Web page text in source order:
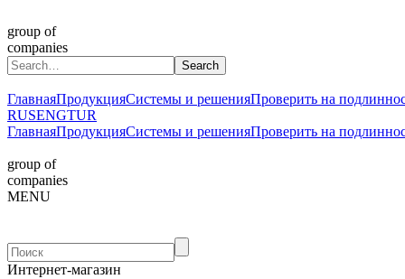
group of
companies
ГлавнаяПродукцияСистемы и решенияПроверить на
RUSENGTUR
ГлавнаяПродукцияСистемы и решенияПроверить на
group of
companies
MENU
Интернет-магазин